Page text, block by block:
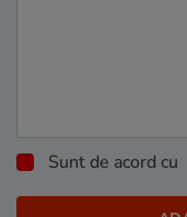
Sunt de acord cu